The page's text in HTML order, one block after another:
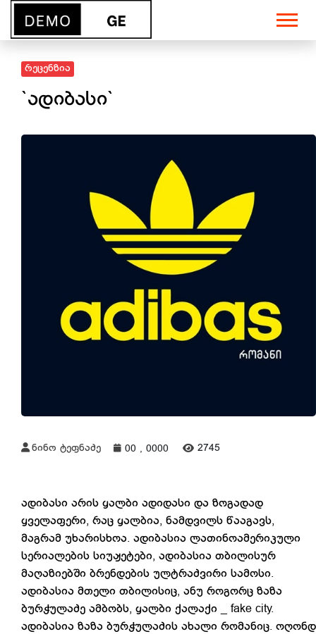
რეცენზია
`ადიბასი`
ნინო ტეფნაძე 00 , 0000 2745
ადიბასი არის ყალბი ადიდასი და ზოგადად
ყველაფერი, რაც ყალბია, ნამდვილს წააგავს,
მაგრამ უხარისხოა. ადიბასია ლათინოამერიკული
სერიალების სიუჟეტები, ადიბასია თბილისურ
მაღაზიებში ბრენდების ულტრაძვირი სამოსი.
ადიბასია მთელი თბილისიც, ანუ როგორც ზაზა
ბურჭულაძე ამბობს, ყალბი ქალაქი _ fake city.
ადიბასია ზაზა ბურჭულაძის ახალი რომანიც. ოღონდ